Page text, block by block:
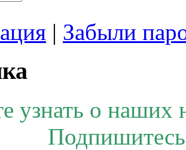
| Забыли
узнать о наших